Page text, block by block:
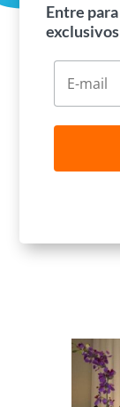
Entre